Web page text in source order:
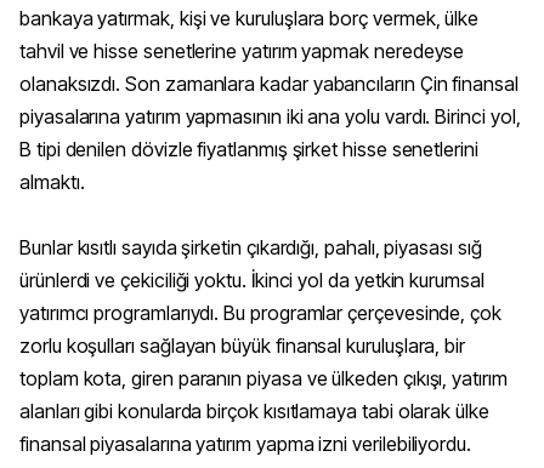
bankaya yatırmak, kişi ve kuruluşlara borç vermek, ülke
tahvil ve hisse senetlerine yatırım yapmak neredeyse
olanaksızdı. Son zamanlara kadar yabancıların Çin finansal
piyasalarına yatırım yapmasının iki ana yolu vardı. Birinci yol,
B tipi denilen dövizle fiyatlanmış şirket hisse senetlerini
almaktı.
Bunlar kısıtlı sayıda şirketin çıkardığı, pahalı, piyasası sığ
ürünlerdi ve çekiciliği yoktu. İkinci yol da yetkin kurumsal
yatırımcı programlarıydı. Bu programlar çerçevesinde, çok
zorlu koşulları sağlayan büyük finansal kuruluşlara, bir
toplam kota, giren paranın piyasa ve ülkeden çıkışı, yatırım
alanları gibi konularda birçok kısıtlamaya tabi olarak ülke
finansal piyasalarına yatırım yapma izni verilebiliyordu.